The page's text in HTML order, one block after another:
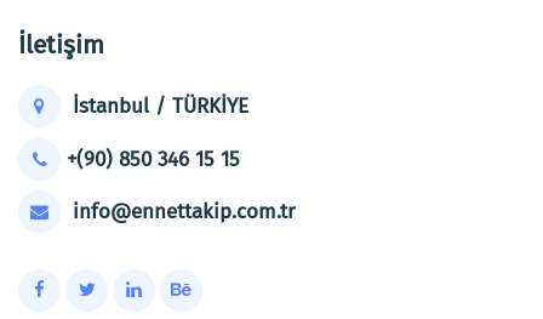
İletişim
İstanbul / TÜRKİYE
+(90) 850 346 15 15
info@ennettakip.com.tr